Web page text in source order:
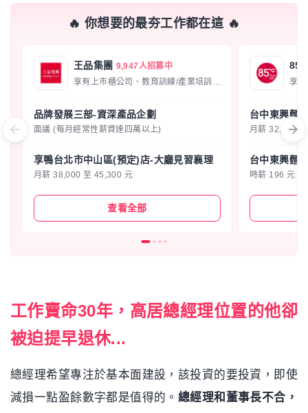
🔥 你想要的最夯工作都在這 🔥
王品集團 9,947人招募中
享有上市櫃公司、教育訓練/產業培訓、進修補助、交通方便
品牌發展三部-資深產品企劃
面議 (每月經常性薪資達四萬以上)
享鴨台北市中山區(預定)店-大廳見習襄理
月薪 38,000 至 45,300 元
查看全部
85
享
台中東興麵
月薪 32,000
台中東興麵
時薪 196 元
工作賣命30年，高居總經理位置的他卻
被迫提早退休...
總經理希望專注於基本面建設，該投資的要投資，即使
減損一點盈餘數字都是值得的。 總經理和董事長不合，